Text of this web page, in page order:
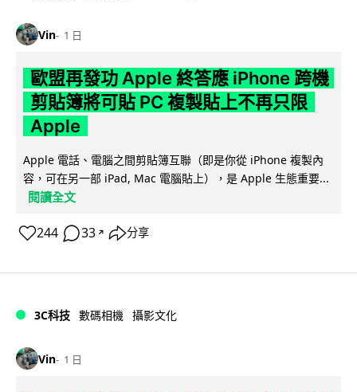
Vin 1 日
歐盟再發功 Apple 終答應 iPhone 跨機
剪貼簿將可貼 PC 複製貼上不再只限
Apple
Apple 電話、電腦之間剪貼簿互聯（即是你從 iPhone 複製內
容，可在另一部 iPad, Mac 電腦貼上），是 Apple 生態重要...
閱讀全文
244 33 ↗ 分享
3C科技 數碼相機 攝影文化
Vin 1 日